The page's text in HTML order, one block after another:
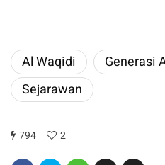
Al Waqidi Generasi
Sejarawan
794 2